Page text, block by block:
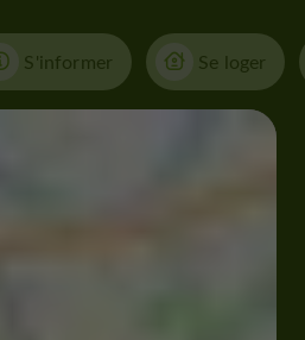
S'informer Se loger